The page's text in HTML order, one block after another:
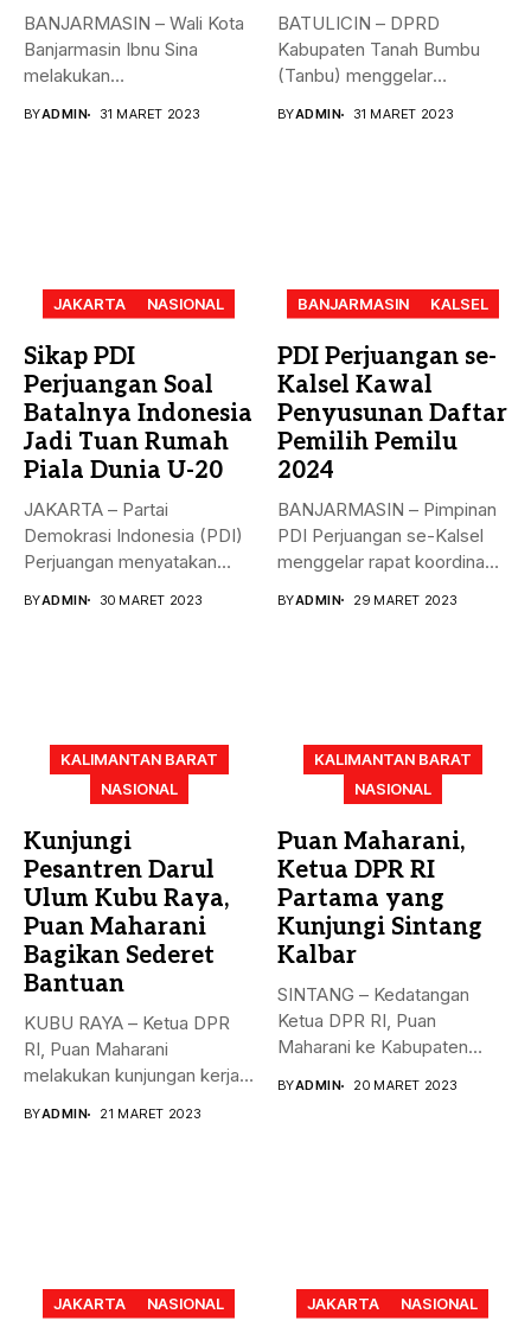
BANJARMASIN – Wali Kota
Banjarmasin Ibnu Sina
melakukan
BYADMIN 31 MARET 2023
BATULICIN – DPRD
Kabupaten Tanah Bumbu
(Tanbu) menggelar
BYADMIN 31 MARET 2023
JAKARTA NASIONAL
Sikap PDI
Perjuangan Soal
Batalnya Indonesia
Jadi Tuan Rumah
Piala Dunia U-20
JAKARTA – Partai
Demokrasi Indonesia (PDI)
Perjuangan menyatakan
BYADMIN 30 MARET 2023
BANJARMASIN KALSEL
PDI Perjuangan se-
Kalsel Kawal
Penyusunan Daftar
Pemilih Pemilu
2024
BANJARMASIN – Pimpinan
PDI Perjuangan se-Kalsel
menggelar rapat koordinasi
BYADMIN 29 MARET 2023
KALIMANTAN BARAT
NASIONAL
Kunjungi
Pesantren Darul
Ulum Kubu Raya,
Puan Maharani
Bagikan Sederet
Bantuan
KUBU RAYA – Ketua DPR
RI, Puan Maharani
melakukan kunjungan kerja
BYADMIN 21 MARET 2023
KALIMANTAN BARAT
NASIONAL
Puan Maharani,
Ketua DPR RI
Partama yang
Kunjungi Sintang
Kalbar
SINTANG – Kedatangan
Ketua DPR RI, Puan
Maharani ke Kabupaten
BYADMIN 20 MARET 2023
JAKARTA NASIONAL JAKARTA NASIONAL